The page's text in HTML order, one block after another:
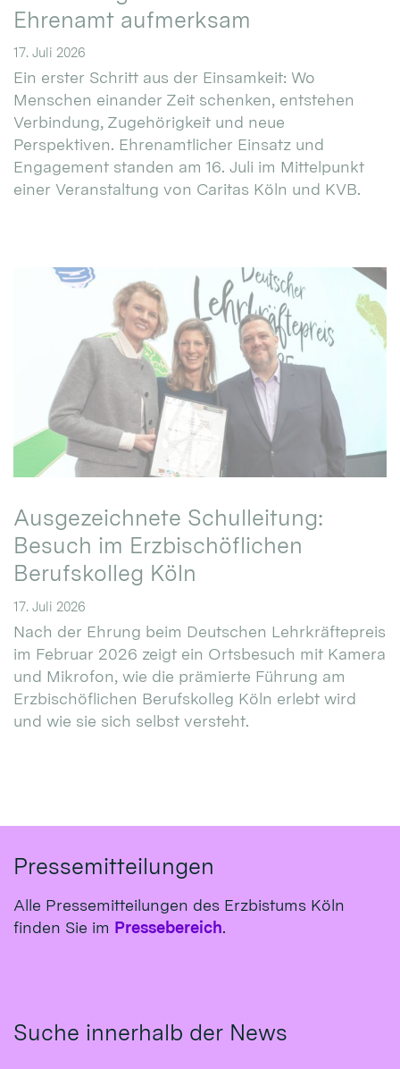
Ehrenamt aufmerksam
17. Juli 2026
Ein erster Schritt aus der Einsamkeit: Wo
Menschen einander Zeit schenken, entstehen
Verbindung, Zugehörigkeit und neue
Perspektiven. Ehrenamtlicher Einsatz und
Engagement standen am 16. Juli im Mittelpunkt
einer Veranstaltung von Caritas Köln und KVB.
Ausgezeichnete Schulleitung:
Besuch im Erzbischöflichen
Berufskolleg Köln
17. Juli 2026
Nach der Ehrung beim Deutschen Lehrkräftepreis
im Februar 2026 zeigt ein Ortsbesuch mit Kamera
und Mikrofon, wie die prämierte Führung am
Erzbischöflichen Berufskolleg Köln erlebt wird
und wie sie sich selbst versteht.
Pressemitteilungen
Alle Pressemitteilungen des Erzbistums Köln
finden Sie im Pressebereich.
Suche innerhalb der News